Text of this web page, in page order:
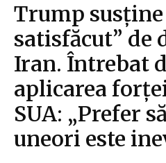
Trump susține
satisfăcut” de
Iran. Întrebat
aplicarea
SUA: „Prefer
uneori este